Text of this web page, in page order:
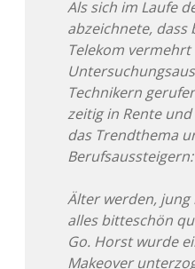
Als sich im Laufe
abzeichnete,
Telekom vermehrt
Technikern
zeitig in Rente
das Trendthema
Berufsaussteigern:
Älter werden,
alles bitteschön
Go. Horst wurde
Makeover